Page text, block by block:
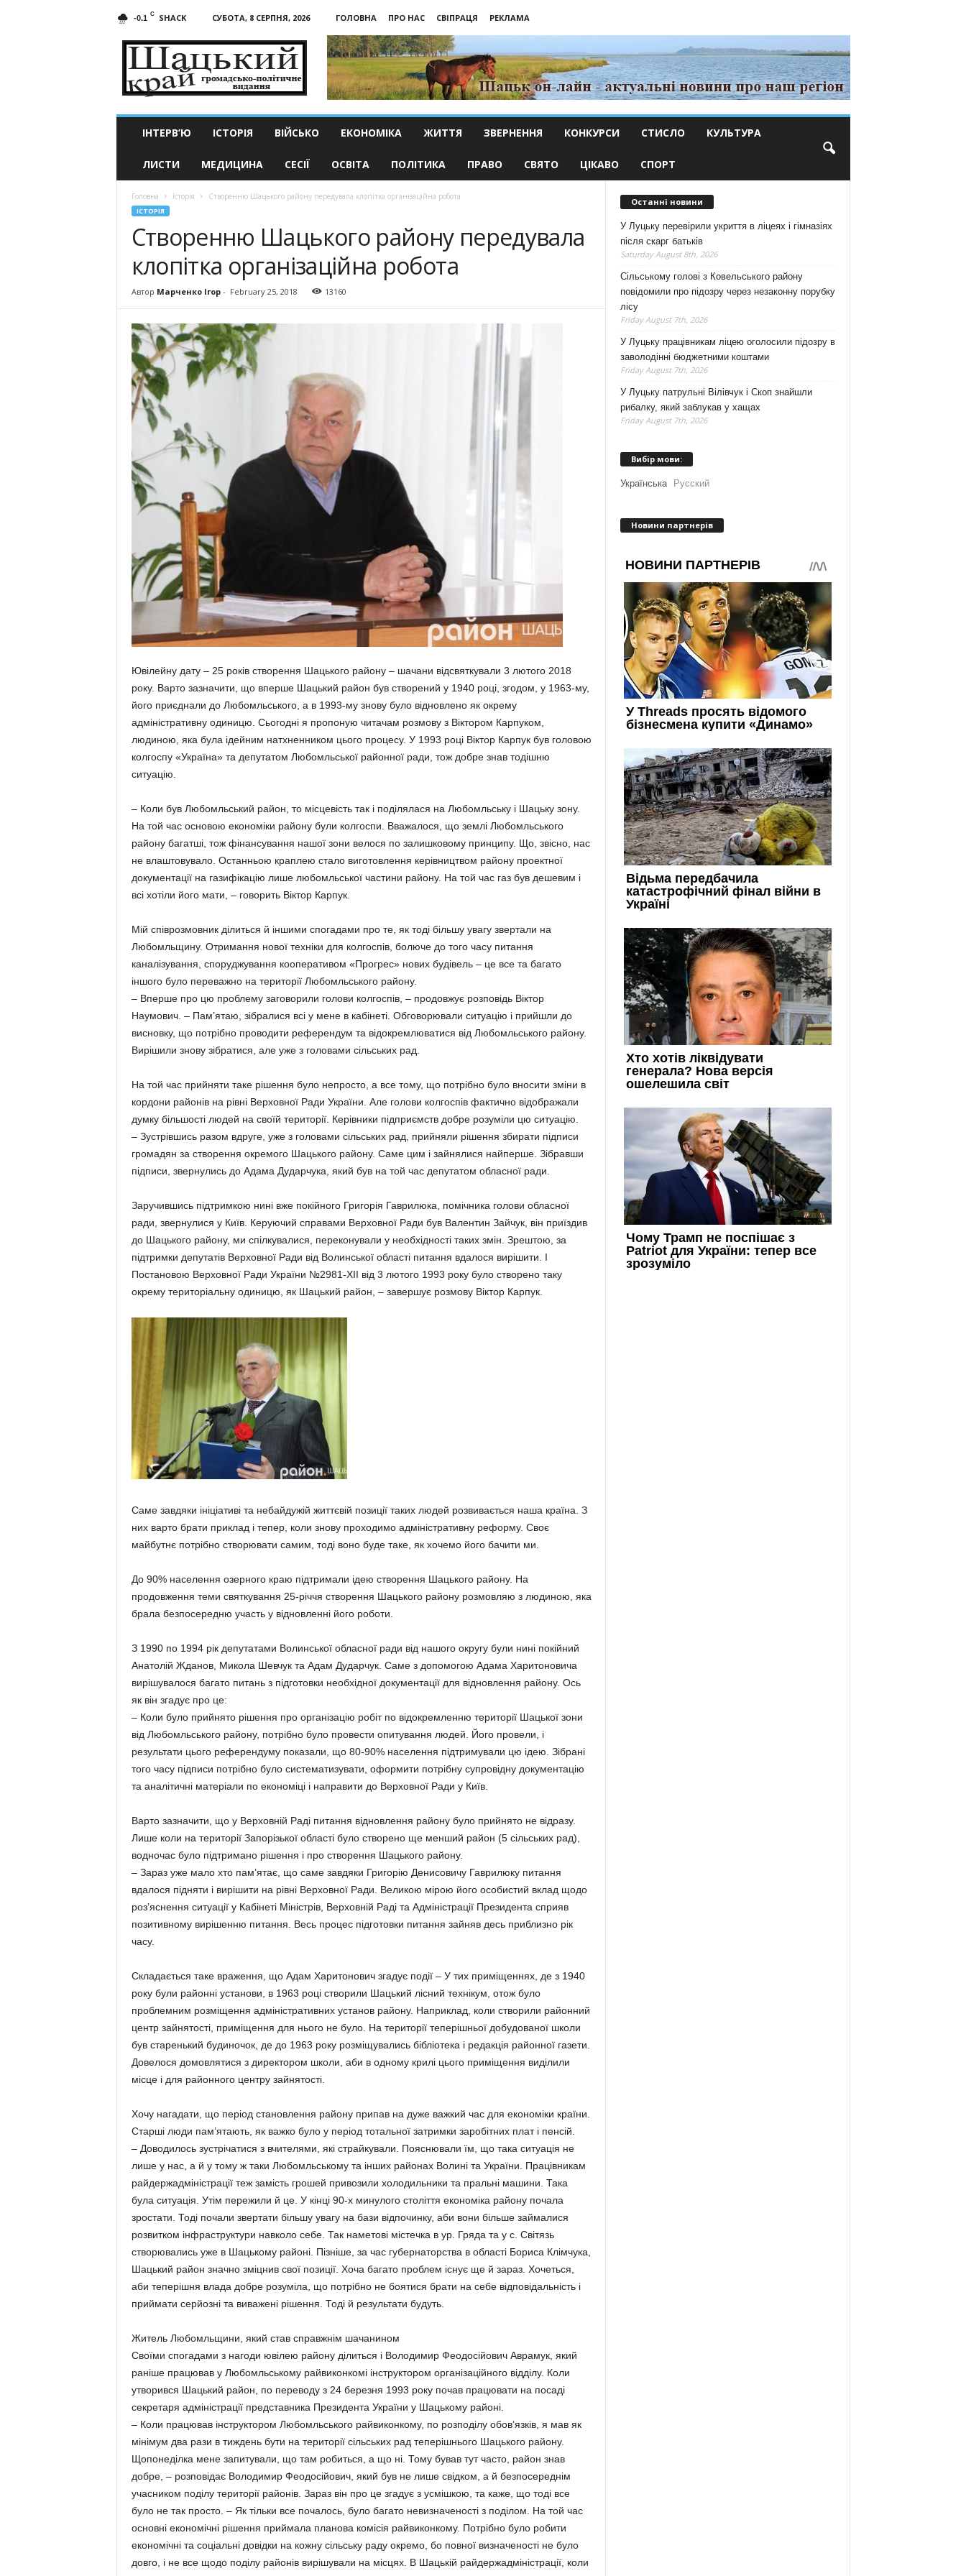
-0.1 C SHACK СУБОТА, 8 СЕРПНЯ, 2026 ГОЛОВНА ПРО НАС СВІПРАЦЯ
РЕКЛАМА
край
ІНТЕРВ’Ю ІСТОРІЯ ВІЙСЬКО ЕКОНОМІКА ЖИТТЯ ЗВЕРНЕННЯ КОНКУРСИ СТИСЛО КУЛЬТУРА
ЛИСТИ МЕДИЦИНА СЕСІЇ ОСВІТА ПОЛІТИКА ПРАВО СВЯТО ЦІКАВО СПОРТ
Головна Історія Створенню Шацького району передувала клопітка організаційна робота
ІСТОРІЯ
Створенню Шацького району передувала
клопітка організаційна робота
Автор Марченко Ігор- February 25, 2018 13160
Ювілейну дату – 25 років створення Шацького району – шачани відсвяткували 3 лютого 2018
року. Варто зазначити, що вперше Шацький район був створений у 1940 році, згодом, у 1963-му,
його приєднали до Любомльського, а в 1993-му знову було відновлено як окрему
адміністративну одиницю. Сьогодні я пропоную читачам розмову з Віктором Карпуком,
людиною, яка була ідейним натхненником цього процесу. У 1993 році Віктор Карпук був головою
колгоспу «Україна» та депутатом Любомльської районної ради, тож добре знав тодішню
ситуацію.
– Коли був Любомльський район, то місцевість так і поділялася на Любомльську і Шацьку зону.
На той час основою економіки району були колгоспи. Вважалося, що землі Любомльського
району багатші, тож фінансування нашої зони велося по залишковому принципу. Що, звісно, нас
не влаштовувало. Останньою краплею стало виготовлення керівництвом району проектної
документації на газифікацію лише любомльської частини району. На той час газ був дешевим і
всі хотіли його мати, – говорить Віктор Карпук.
Мій співрозмовник ділиться й іншими спогадами про те, як тоді більшу увагу звертали на
Любомльщину. Отримання нової техніки для колгоспів, болюче до того часу питання
каналізування, споруджування кооперативом «Прогрес» нових будівель – це все та багато
іншого було переважно на території Любомльського району.
– Вперше про цю проблему заговорили голови колгоспів, – продовжує розповідь Віктор
Наумович. – Пам’ятаю, зібралися всі у мене в кабінеті. Обговорювали ситуацію і прийшли до
висновку, що потрібно проводити референдум та відокремлюватися від Любомльського району.
Вирішили знову зібратися, але уже з головами сільських рад.
На той час прийняти таке рішення було непросто, а все тому, що потрібно було вносити зміни в
кордони районів на рівні Верховної Ради України. Але голови колгоспів фактично відображали
думку більшості людей на своїй території. Керівники підприємств добре розуміли цю ситуацію.
– Зустрівшись разом вдруге, уже з головами сільських рад, прийняли рішення збирати підписи
громадян за створення окремого Шацького району. Саме цим і зайнялися найперше. Зібравши
підписи, звернулись до Адама Дударчука, який був на той час депутатом обласної ради.
Заручившись підтримкою нині вже покійного Григорія Гаврилюка, помічника голови обласної
ради, звернулися у Київ. Керуючий справами Верховної Ради був Валентин Зайчук, він приїздив
до Шацького району, ми спілкувалися, переконували у необхідності таких змін. Зрештою, за
підтримки депутатів Верховної Ради від Волинської області питання вдалося вирішити. І
Постановою Верховної Ради України №2981-ХІІ від 3 лютого 1993 року було створено таку
окрему територіальну одиницю, як Шацький район, – завершує розмову Віктор Карпук.
Саме завдяки ініціативі та небайдужій життєвій позиції таких людей розвивається наша країна. З
них варто брати приклад і тепер, коли знову проходимо адміністративну реформу. Своє
майбутнє потрібно створювати самим, тоді воно буде таке, як хочемо його бачити ми.
До 90% населення озерного краю підтримали ідею створення Шацького району. На
продовження теми святкування 25-річчя створення Шацького району розмовляю з людиною, яка
брала безпосередню участь у відновленні його роботи.
З 1990 по 1994 рік депутатами Волинської обласної ради від нашого округу були нині покійний
Анатолій Жданов, Микола Шевчук та Адам Дударчук. Саме з допомогою Адама Харитоновича
вирішувалося багато питань з підготовки необхідної документації для відновлення району. Ось
як він згадує про це:
– Коли було прийнято рішення про організацію робіт по відокремленню території Шацької зони
від Любомльського району, потрібно було провести опитування людей. Його провели, і
результати цього референдуму показали, що 80-90% населення підтримували цю ідею. Зібрані
того часу підписи потрібно було систематизувати, оформити потрібну супровідну документацію
та аналітичні матеріали по економіці і направити до Верховної Ради у Київ.
Варто зазначити, що у Верховній Раді питання відновлення району було прийнято не відразу.
Лише коли на території Запорізької області було створено ще менший район (5 сільських рад),
водночас було підтримано рішення і про створення Шацького району.
– Зараз уже мало хто пам’ятає, що саме завдяки Григорію Денисовичу Гаврилюку питання
вдалося підняти і вирішити на рівні Верховної Ради. Великою мірою його особистий вклад щодо
роз’яснення ситуації у Кабінеті Міністрів, Верховній Раді та Адміністрації Президента сприяв
позитивному вирішенню питання. Весь процес підготовки питання зайняв десь приблизно рік
часу.
Складається таке враження, що Адам Харитонович згадує події – У тих приміщеннях, де з 1940
року були районні установи, в 1963 році створили Шацький лісний технікум, отож було
проблемним розміщення адміністративних установ району. Наприклад, коли створили районний
центр зайнятості, приміщення для нього не було. На території теперішньої добудованої школи
був старенький будиночок, де до 1963 року розміщувались бібліотека і редакція районної газети.
Довелося домовлятися з директором школи, аби в одному крилі цього приміщення виділили
місце і для районного центру зайнятості.
Хочу нагадати, що період становлення району припав на дуже важкий час для економіки країни.
Старші люди пам’ятають, як важко було у період тотальної затримки заробітних плат і пенсій.
– Доводилось зустрічатися з вчителями, які страйкували. Пояснювали їм, що така ситуація не
лише у нас, а й у тому ж таки Любомльському та інших районах Волині та України. Працівникам
райдержадміністрації теж замість грошей привозили холодильники та пральні машини. Така
була ситуація. Утім пережили й це. У кінці 90-х минулого століття економіка району почала
зростати. Тоді почали звертати більшу увагу на бази відпочинку, аби вони більше займалися
розвитком інфраструктури навколо себе. Так наметові містечка в ур. Гряда та у с. Світязь
створювались уже в Шацькому районі. Пізніше, за час губернаторства в області Бориса Клімчука,
Шацький район значно зміцнив свої позиції. Хоча багато проблем існує ще й зараз. Хочеться,
аби теперішня влада добре розуміла, що потрібно не боятися брати на себе відповідальність і
приймати серйозні та виважені рішення. Тоді й результати будуть.
Житель Любомльщини, який став справжнім шачанином
Своїми спогадами з нагоди ювілею району ділиться і Володимир Феодосійович Аврамук, який
раніше працював у Любомльському райвиконкомі інструктором організаційного відділу. Коли
утворився Шацький район, по переводу з 24 березня 1993 року почав працювати на посаді
секретаря адміністрації представника Президента України у Шацькому районі.
– Коли працював інструктором Любомльського райвиконкому, по розподілу обов’язків, я мав як
мінімум два рази в тиждень бути на території сільських рад теперішнього Шацького району.
Щопонеділка мене запитували, що там робиться, а що ні. Тому бував тут часто, район знав
добре, – розповідає Володимир Феодосійович, який був не лише свідком, а й безпосереднім
учасником поділу території районів. Зараз він про це згадує з усмішкою, та каже, що тоді все
було не так просто. – Як тільки все почалось, було багато невизначеності з поділом. На той час
основні економічні рішення приймала планова комісія райвиконкому. Потрібно було робити
економічні та соціальні довідки на кожну сільську раду окремо, бо повної визначеності не було
довго, і не все щодо поділу районів вирішували на місцях. В Шацькій райдержадміністрації, коли
Останні новини
У Луцьку перевірили укриття в ліцеях і гімназіях
після скарг батьків
Saturday August 8th, 2026
Сільському голові з Ковельського району
повідомили про підозру через незаконну порубку
лісу
Friday August 7th, 2026
У Луцьку працівникам ліцею оголосили підозру в
заволодінні бюджетними коштами
Friday August 7th, 2026
У Луцьку патрульні Вілівчук і Скоп знайшли
рибалку, який заблукав у хащах
Friday August 7th, 2026
Вибір мови:
Українська Русский
Новини партнерів